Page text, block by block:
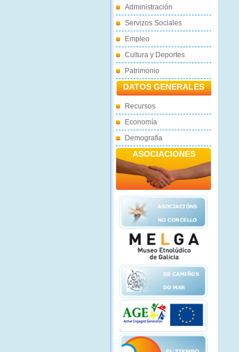
Administración
Servizos Sociales
Empleo
Cultura y Deportes
Patrimonio
DATOS GENERALES
Recursos
Economía
Demografía
ASOCIACIONES